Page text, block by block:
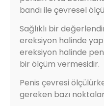
bandı ile çevresel
Sağlıklı bir
ereksiyon halinde
ereksiyon halinde
bir ölçüm vermesidir.
Penis çevresi
gereken bazı